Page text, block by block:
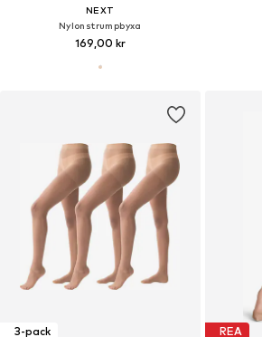
NEXT
Nylonstrumpbyxa
169,00 kr
3-pack REA